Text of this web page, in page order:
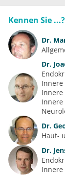
Kennen Sie ...?
Dr.
Dr.
Dr.
Haut-
Dr.